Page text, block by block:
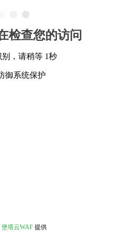
检查您的访问
，请稍等 1秒
御系统保护
堡塔云WAF 提供